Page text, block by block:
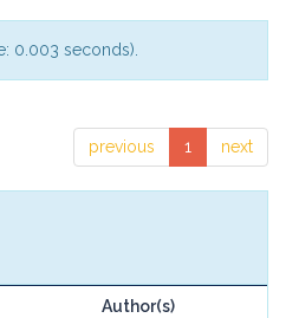
0.003 seconds).
previous 1 next
Author(s)